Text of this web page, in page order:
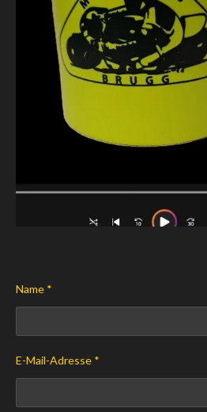
Name *
E-Mail-Adresse *